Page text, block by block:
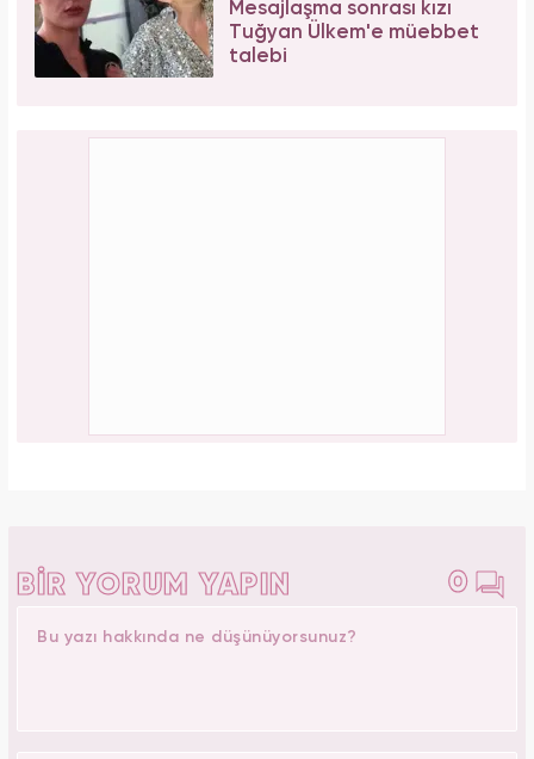
Mesajlaşma sonrası kızı
Tuğyan Ülkem'e müebbet
talebi
BİR YORUM YAPIN 0